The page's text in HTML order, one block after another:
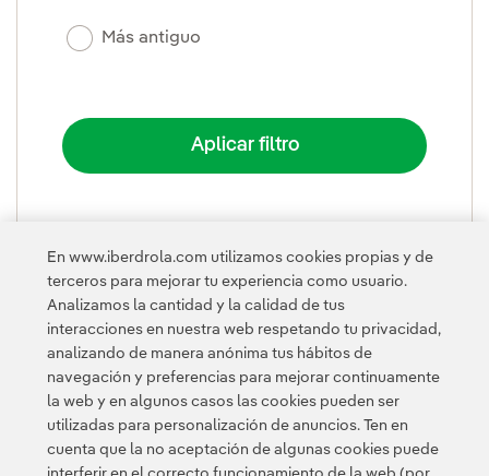
Más antiguo
Contacta Clientes Política de Privacidad Información legal
En www.iberdrola.com utilizamos cookies propias y de
terceros para mejorar tu experiencia como usuario.
Analizamos la cantidad y la calidad de tus
interacciones en nuestra web respetando tu privacidad,
analizando de manera anónima tus hábitos de
navegación y preferencias para mejorar continuamente
la web y en algunos casos las cookies pueden ser
utilizadas para personalización de anuncios. Ten en
cuenta que la no aceptación de algunas cookies puede